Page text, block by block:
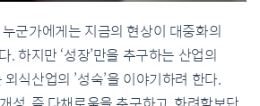
군가에게는 지금의 현상이 대중화의
. 하지만 ‘성장’만을 추구하는 산업의
식산업의 ’성숙’을 이야기하려 한다.